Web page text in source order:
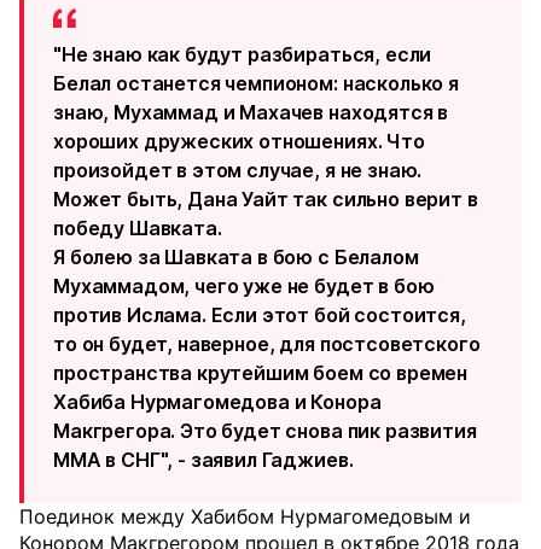
"Не знаю как будут разбираться, если
Белал останется чемпионом: насколько я
знаю, Мухаммад и Махачев находятся в
хороших дружеских отношениях. Что
произойдет в этом случае, я не знаю.
Может быть, Дана Уайт так сильно верит в
победу Шавката.
Я болею за Шавката в бою с Белалом
Мухаммадом, чего уже не будет в бою
против Ислама. Если этот бой состоится,
то он будет, наверное, для постсоветского
пространства крутейшим боем со времен
Хабиба Нурмагомедова и Конора
Макгрегора. Это будет снова пик развития
MMA в СНГ", - заявил Гаджиев.
Поединок между Хабибом Нурмагомедовым и
Конором Макгрегором прошел в октябре 2018 года